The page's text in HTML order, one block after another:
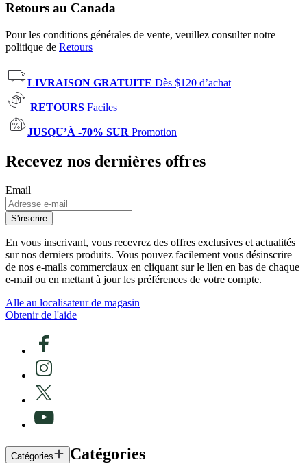
Retours au Canada
Pour les conditions générales de vente, veuillez consulter notre
politique de Retours
LIVRAISON GRATUITE Dès $120 d’achat
RETOURS Faciles
JUSQU’À -70% SUR Promotion
Recevez nos dernières offres
Email
S'inscrire
En vous inscrivant, vous recevrez des offres exclusives et actualités
sur nos derniers produits. Vous pouvez facilement vous désinscrire
de nos e-mails commerciaux en cliquant sur le lien en bas de chaque
e-mail ou en mettant à jour les préférences de votre compte.
Alle au localisateur de magasin
Obtenir de l'aide
Catégories Catégories